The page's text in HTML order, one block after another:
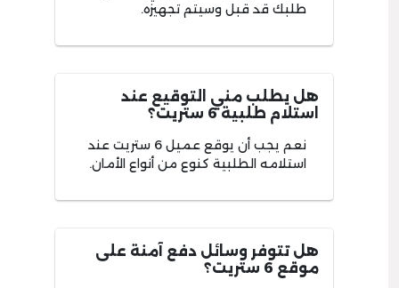
طلبك قد قبل وسيتم تجهيزه.
هل يطلب مني التوقيع عند
استلام طلبية 6 ستريت؟
نعم يجب أن يوقع عميل 6 ستريت عند
استلامه الطلبية كنوع من أنواع الأمان.
هل تتوفر وسائل دفع آمنة على
موقع 6 ستريت؟